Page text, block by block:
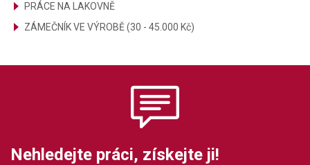
PRÁCE NA LAKOVNĚ
ZÁMEČNÍK VE VÝROBĚ (30 - 45.000 Kč)
Nehledejte práci, získejte ji!